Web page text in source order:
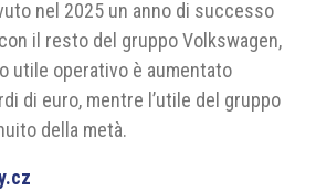
nel 2025 un anno di successo
il resto del gruppo Volkswagen,
utile operativo è aumentato
di euro, mentre l’utile del gruppo
della metà.